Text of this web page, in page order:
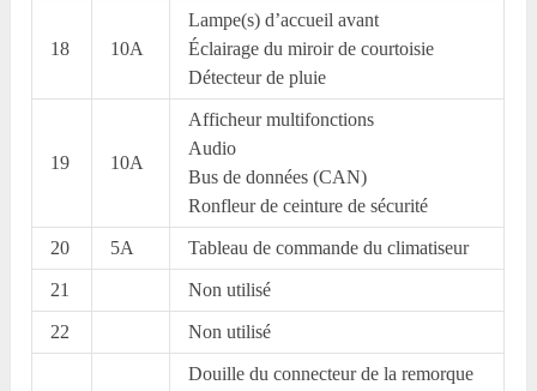
18 10A
Lampe(s) d’accueil avant
Éclairage du miroir de courtoisie
Détecteur de pluie
19 10A
Afficheur multifonctions
Audio
Bus de données (CAN)
Ronfleur de ceinture de sécurité
20 5A Tableau de commande du climatiseur
21 Non utilisé
22 Non utilisé
Douille du connecteur de la remorque